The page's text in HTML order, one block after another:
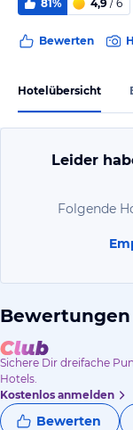
81% 4,9 / 6
Bewerten
Hotelübersicht
Leider
Folgende
Bewertungen
Sichere Dir dreifache
Hotels.
Kostenlos anmelden
Bewerten